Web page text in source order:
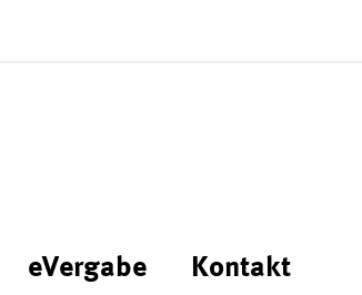
eVergabe Kontakt